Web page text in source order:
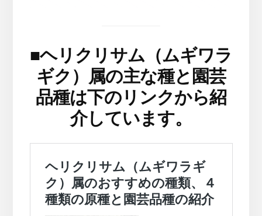
■ヘリクリサム（ムギワラ
ギク）属の主な種と園芸
品種は下のリンクから紹
介しています。